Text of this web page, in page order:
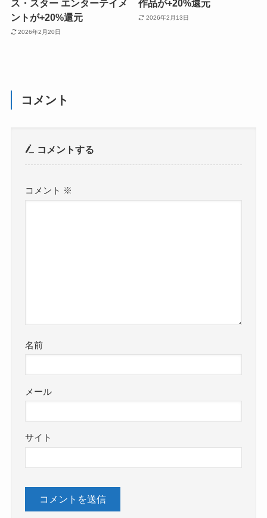
ス・スター エンターテイメ
ントが+20%還元
2026年2月20日
作品が+20%還元
2026年2月13日
コメント
コメントする
コメント ※
名前
メール
サイト